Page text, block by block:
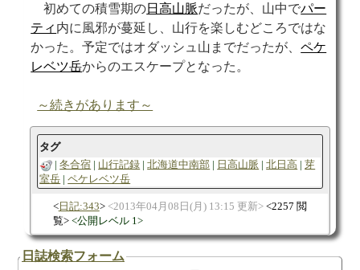
初めての積雪期の日高山脈だったが、山中でパー
ティ 内に風邪が蔓延し、山行を楽しむどころではな
かった。予定ではオダッシュ山までだったが、ペケ
レベツ岳からのエスケープとなった。
～続きがあります～
タグ
冬合宿
山行記録 北海道中南部 日高山脈 北日高
芽
室岳
ペケレベツ岳
日記:343 2013年04月08日(月) 13:15 更新
2257 閲
覧
公開レベル 1
日誌検索フォーム